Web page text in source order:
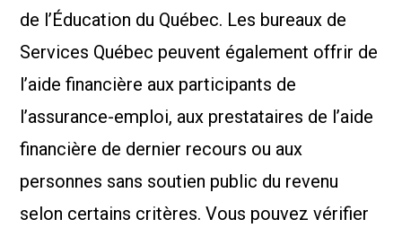
de l’Éducation du Québec. Les bureaux de
Services Québec peuvent également offrir de
l’aide financière aux participants de
l’assurance-emploi, aux prestataires de l’aide
financière de dernier recours ou aux
personnes sans soutien public du revenu
selon certains critères. Vous pouvez vérifier